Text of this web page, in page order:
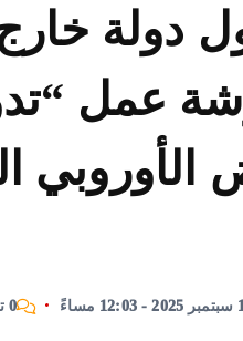
دولة خارج
عمل
0 تعليقات